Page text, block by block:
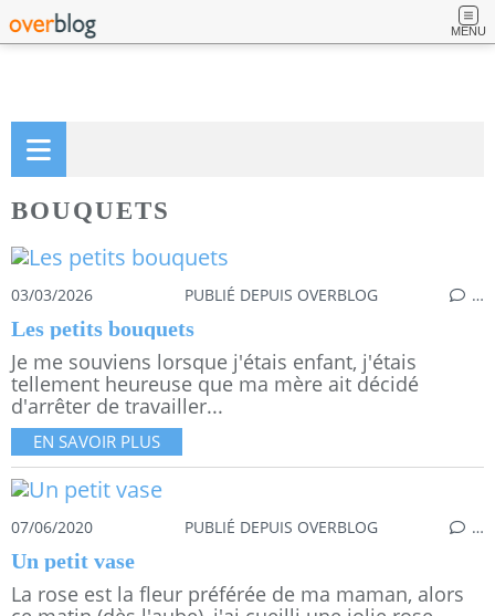
MENU
BOUQUETS
03/03/2026 PUBLIÉ DEPUIS OVERBLOG …
Les petits bouquets
Je me souviens lorsque j'étais enfant, j'étais
tellement heureuse que ma mère ait décidé
d'arrêter de travailler...
EN SAVOIR PLUS
07/06/2020 PUBLIÉ DEPUIS OVERBLOG …
Un petit vase
La rose est la fleur préférée de ma maman, alors